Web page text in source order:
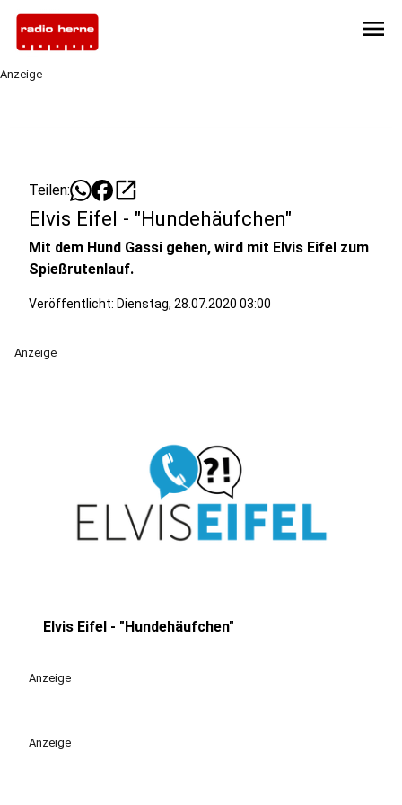
menu
Anzeige
Teilen: open_in_new
Elvis Eifel - "Hundehäufchen"
Mit dem Hund Gassi gehen, wird mit Elvis Eifel zum
Spießrutenlauf.
Veröffentlicht: Dienstag, 28.07.2020 03:00
Anzeige
Elvis Eifel - "Hundehäufchen"
Anzeige
Anzeige